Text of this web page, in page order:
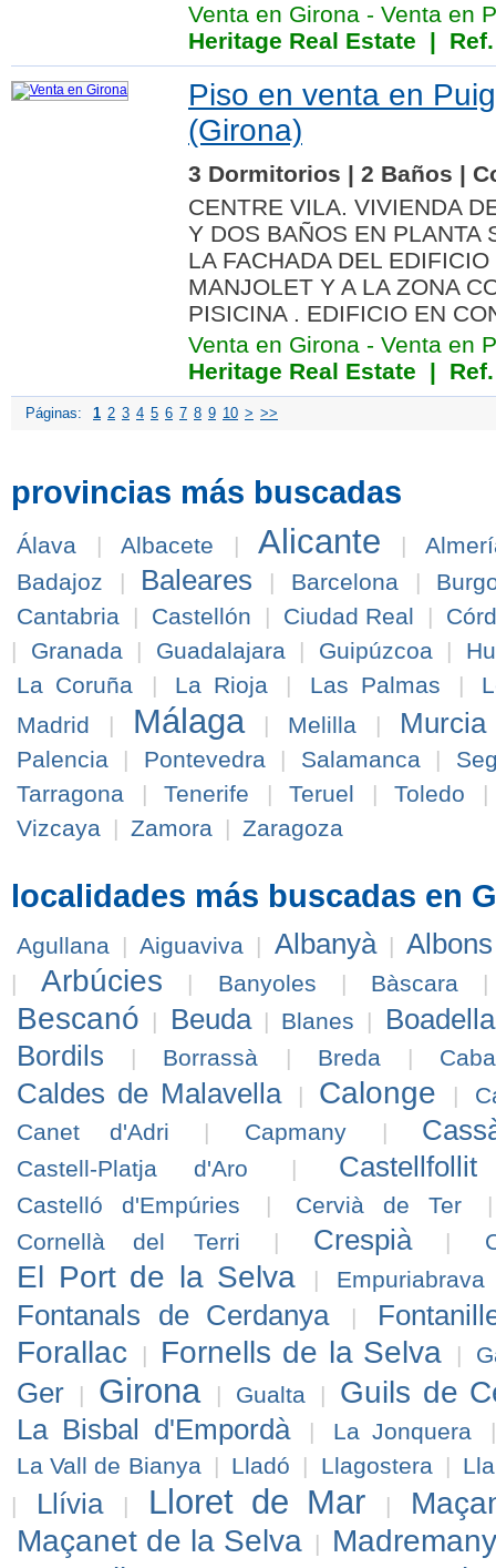
Venta en Girona - Venta en
Heritage Real Estate |
Piso en venta en
(Girona)
3 Dormitorios | 2 Baños |
CENTRE VILA. VIVIENDA
Y DOS BAÑOS EN PLANTA
LA FACHADA DEL
MANJOLET Y A LA ZONA
PISICINA . EDIFICIO EN
Venta en Girona - Venta en
Heritage Real Estate |
Páginas: 1 2 3 4 5 6 7 8 9 10 > >>
provincias más buscadas
Álava | Albacete | Alicante |
Badajoz
| Baleares | Barcelona |
Cantabria
| Castellón | Ciudad Real |
|
Granada | Guadalajara | Guipúzcoa |
La Coruña
| La Rioja | Las Palmas |
Madrid
| Málaga | Melilla | Murcia
Palencia
| Pontevedra | Salamanca |
Tarragona
| Tenerife | Teruel | Toledo
Vizcaya | Zamora | Zaragoza
localidades más buscadas en
Agullana | Aiguaviva | Albanyà | Albons
| Arbúcies | Banyoles | Bàscara
Bescanó | Beuda | Blanes |
Bordils
| Borrassà | Breda |
Caldes de Malavella | Calonge |
Canet d'Adri
| Capmany |
Castell-Platja d'Aro |
Castelló d'Empúries | Cervià de Ter
Cornellà del Terri
| Crespià |
El Port de la Selva | Empuriabrava
Fontanals de Cerdanya |
Forallac | Fornells de la Selva |
Ger | Girona | Gualta | Guils de
La Bisbal d'Empordà | La Jonquera
La Vall de Bianya | Lladó | Llagostera |
|
Llívia | Lloret de Mar |
Maçanet de la Selva |